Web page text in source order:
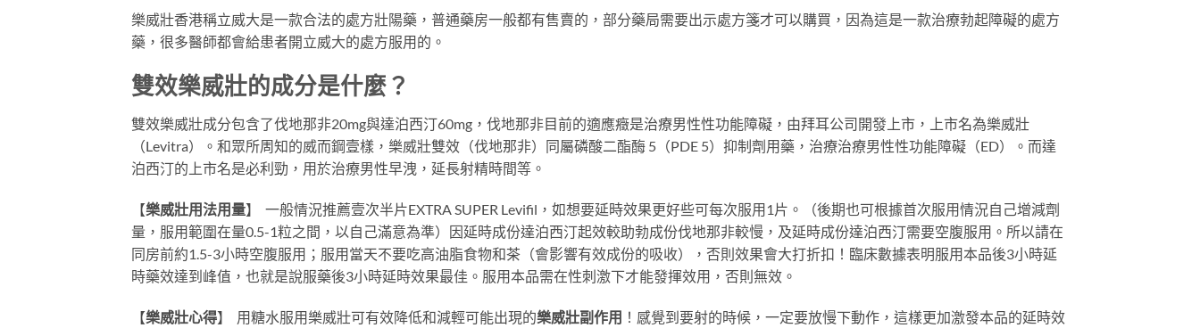
樂威壯香港稱立威大是一款合法的處方壯陽藥，普通藥房一般都有售賣的，部分藥局需要出示處方箋才可以購買，因為這是一款治療勃起障礙的處方
藥，很多醫師都會給患者開立威大的處方服用的。
雙效樂威壯的成分是什麼？
雙效樂威壯成分包含了伐地那非20mg與達泊西汀60mg，伐地那非目前的適應癥是治療男性性功能障礙，由拜耳公司開發上市，上市名為樂威壯
（Levitra）。和眾所周知的威而鋼壹樣，樂威壯雙效（伐地那非）同屬磷酸二酯酶 5（PDE 5）抑制劑用藥，治療治療男性性功能障礙（ED）。而達
泊西汀的上市名是必利勁，用於治療男性早洩，延長射精時間等。
【樂威壯用法用量】 一般情況推薦壹次半片EXTRA SUPER Levifil，如想要延時效果更好些可每次服用1片。（後期也可根據首次服用情況自己增減劑
量，服用範圍在量0.5-1粒之間，以自己滿意為準）因延時成份達泊西汀起效較助勃成份伐地那非較慢，及延時成份達泊西汀需要空腹服用。所以請在
同房前約1.5-3小時空腹服用；服用當天不要吃高油脂食物和茶（會影響有效成份的吸收），否則效果會大打折扣！臨床數據表明服用本品後3小時延
時藥效達到峰值，也就是說服藥後3小時延時效果最佳。服用本品需在性刺激下才能發揮效用，否則無效。
【樂威壯心得】 用糖水服用樂威壯可有效降低和減輕可能出現的樂威壯副作用 ！感覺到要射的時候，一定要放慢下動作，這樣更加激發本品的延時效